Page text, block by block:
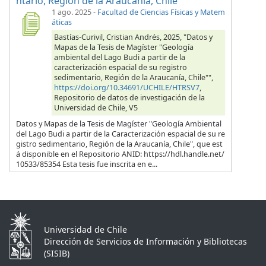
1 ago. 2025- Facultad de Ciencias Físicas y Matem
áticas
Bastías-Curivil, Cristian Andrés, 2025, "Datos y
Mapas de la Tesis de Magíster "Geología
ambiental del Lago Budi a partir de la
caracterización espacial de su registro
sedimentario, Región de la Araucanía, Chile"",
https://doi.org/10.34691/UCHILE/HTRSV7,
Repositorio de datos de investigación de la
Universidad de Chile, V5
Datos y Mapas de la Tesis de Magíster "Geología Ambiental
del Lago Budi a partir de la Caracterización espacial de su re
gistro sedimentario, Región de la Araucanía, Chile", que est
á disponible en el Repositorio ANID: https://hdl.handle.net/
10533/85354 Esta tesis fue inscrita en e...
Universidad de Chile
Dirección de Servicios de Información y Bibliotecas
(SISIB)